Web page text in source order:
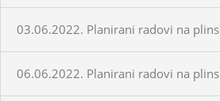
03.06.2022. Planirani radovi na
06.06.2022. Planirani radovi na